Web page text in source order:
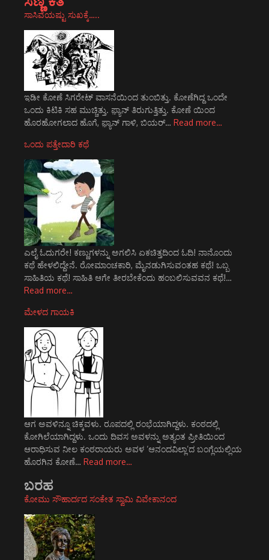
ಸಾಸಿವೆಯಷ್ಟು ಸುಖಕ್ಕೆ…..
ಇಡೀ ಕೋಣೆ ಸಿಗರೇಟ್ ವಾಸನೆಯಿಂದ ತುಂಬಿತ್ತು. ಕೋಣೆಗಿದ್ದ ಒಂದೇ
ಒಂದು ಕಿಟಿಕಿ ಸಹ ಮುಚ್ಚಿತ್ತು. ಫ಼್ಯಾನ್ ತಿರುಗುತ್ತಿತ್ತು. ಕೋಣೆ ಯಿಂದ
ಹೊರಹೋಗಲಾದ ಹೊಗೆ, ಫ಼್ಯಾನ್ ಗಾಳಿ, ಬಿಯರ್… Read more…
ಒಂದು ಪತ್ತೇದಾರಿ ಕಥೆ
ಎಲೈ ಓದುಗರೇ! ಕಣ್ಣುಗಳನ್ನು ಅಗಲಿಸಿ ಏಕಚಿತ್ತದಿಂದ ಓದಿ! ನಾನೊಂದು
ಕಥೆ ಹೇಳಲಿದ್ದೇನೆ. ರೋಮಾಂಚಕಾರಿ, ಮೈನಡುಗಿಸುವಂತಹ ಕಥೆ! ಒಬ್ಬ
ಸಾಹಿತಿಯ ಕಥೆ! ಸಾಹಿತಿ ಆಗೇ ತೀರಬೇಕೆಂದು ಹಂಬಲಿಸುವವನ ಕಥೆ!…
Read more…
ಮೇಳದ ಗಾಯಕಿ
ಆಗ ಅವಳಿನ್ನೂ ಚಿಕ್ಕವಳು. ರೂಪದಲ್ಲಿ ರಂಭೆಯಾಗಿದ್ದಳು. ಕಂಠದಲ್ಲಿ
ಕೋಗಿಲೆಯಾಗಿದ್ದಳು. ಒಂದು ದಿವಸ ಅವಳನ್ನು ಅತ್ಯಂತ ಪ್ರೀತಿಯಿಂದ
ಆರಾಧಿಸುವ ನೀಲ ಕಂಠರಾಯರು ಅವಳ ‘ಆನಂದವಿಲ್ಲಾ’ದ ಬಂಗ್ಲೆಯಲ್ಲಿಯ
ಹೊರಗಿನ ಕೋಣೆ… Read more…
ಬರಹ
ಕೋಮು ಸೌಹಾರ್ದದ ಸಂಕೇತ ಸ್ವಾಮಿ ವಿವೇಕಾನಂದ